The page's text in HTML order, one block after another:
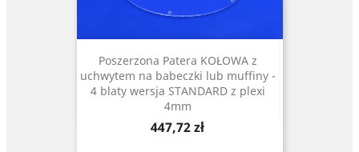
Poszerzona Patera KOŁOWA z
uchwytem na babeczki lub muffiny -
4 blaty wersja STANDARD z plexi
4mm
Cena
447,72 zł